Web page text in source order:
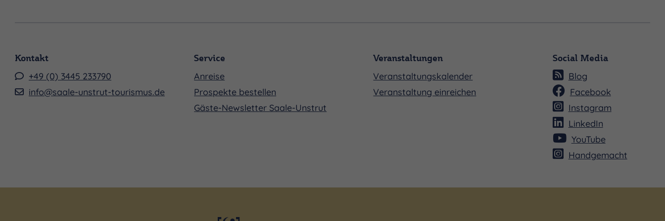
Kontakt
+49 (0) 3445 233790
info@saale-unstrut-tourismus.de
Service
Anreise
Prospekte bestellen
Gäste-Newsletter Saale-Unstrut
Veranstaltungen
Veranstaltungskalender
Veranstaltung einreichen
Social Media
Blog
Facebook
Instagram
LinkedIn
YouTube
Handgemacht